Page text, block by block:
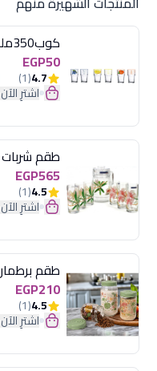
EGP50
4.7
(1)
اشترِ الآن
EGP565
4.5
(1)
اشترِ الآن
EGP210
4.5
(1)
اشترِ الآن